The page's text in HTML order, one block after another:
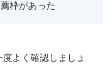
枠があった
よく確認しましょ